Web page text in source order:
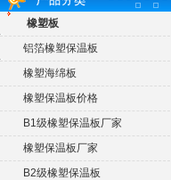
橡塑板
铝箔橡塑保温板
橡塑海绵板
橡塑保温板价格
B1级橡塑保温板厂家
橡塑保温板厂家
B2级橡塑保温板